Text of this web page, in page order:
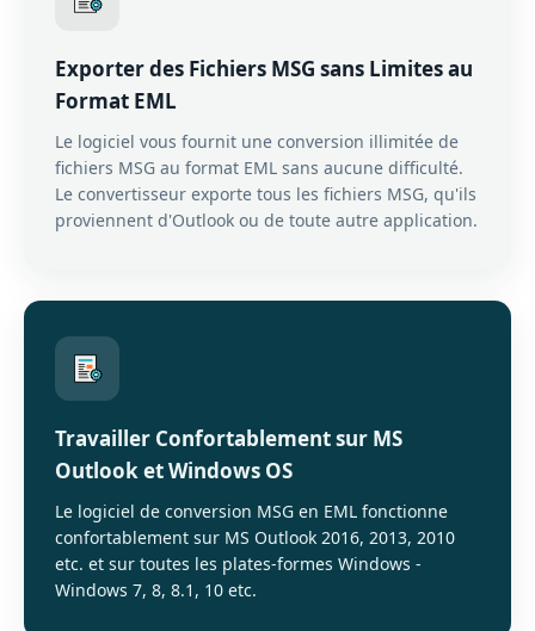
Exporter des Fichiers MSG sans Limites au
Format EML
Le logiciel vous fournit une conversion illimitée de
fichiers MSG au format EML sans aucune difficulté.
Le convertisseur exporte tous les fichiers MSG, qu'ils
proviennent d'Outlook ou de toute autre application.
Travailler Confortablement sur MS
Outlook et Windows OS
Le logiciel de conversion MSG en EML fonctionne
confortablement sur MS Outlook 2016, 2013, 2010
etc. et sur toutes les plates-formes Windows -
Windows 7, 8, 8.1, 10 etc.